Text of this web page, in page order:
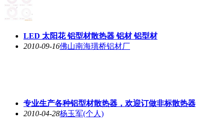
LED 太阳花铝型材散热器铝材 铝型材
2010-09-16佛山南海璜桥铝材厂
专业生产各种铝型材散热器 ，欢迎订做非标散热器
2010-04-28杨玉军(个人)